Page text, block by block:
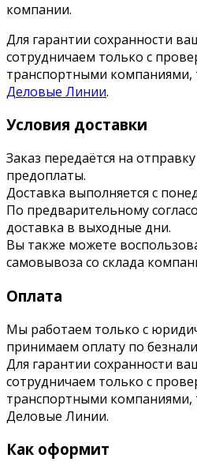
компании.
Для гарантии сохранности
сотрудничаем только с
транспортными компаниями,
Деловые Линии.
Условия доставки
Заказ передаётся на
предоплаты.
Доставка выполняется с
По предварительному
доставка в выходные дни.
Вы также можете
самовывоза со склада
Оплата
Мы работаем только с
принимаем оплату по
Для гарантии сохранности
сотрудничаем только с
транспортными компаниями,
Деловые Линии.
Как оформит